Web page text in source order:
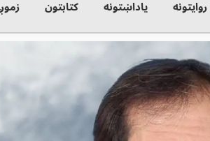
روایتونه یاداښتونه کتابتون